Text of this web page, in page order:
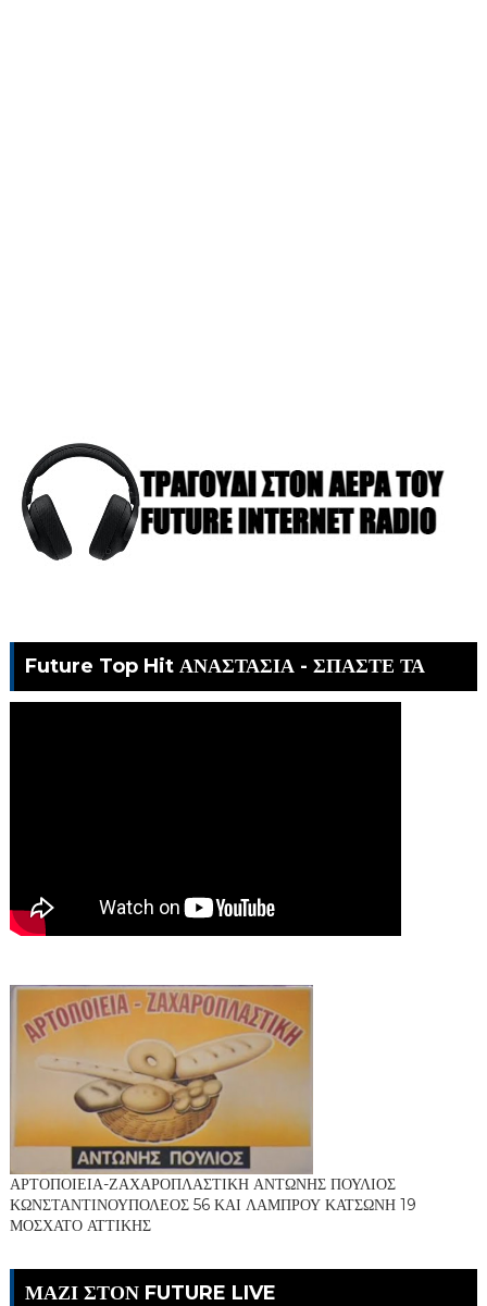
Future Top Hit ΑΝΑΣΤΑΣΙΑ - ΣΠΑΣΤΕ ΤΑ
ΑΡΤΟΠΟΙΕΙΑ-ΖΑΧΑΡΟΠΛΑΣΤΙΚΗ ΑΝΤΩΝΗΣ ΠΟΥΛΙΟΣ
ΚΩΝΣΤΑΝΤΙΝΟΥΠΟΛΕΟΣ 56 ΚΑΙ ΛΑΜΠΡΟΥ ΚΑΤΣΩΝΗ 19
ΜΟΣΧΑΤΟ ΑΤΤΙΚΗΣ
ΜΑΖΙ ΣΤΟΝ FUTURE LIVE